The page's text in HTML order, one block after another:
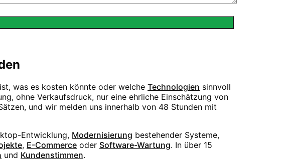
was es kosten könnte oder welche Technologien sinnvoll
ohne Verkaufsdruck, nur eine ehrliche Einschätzung von
und wir melden uns innerhalb von 48 Stunden mit
Entwicklung, Modernisierung bestehender Systeme,
, E-Commerce oder Software-Wartung. In über 15
und Kundenstimmen.